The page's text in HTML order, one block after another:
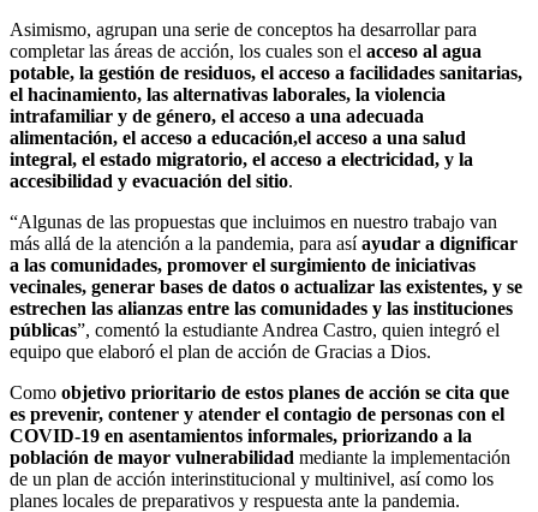
Asimismo, agrupan una serie de conceptos ha desarrollar para
completar las áreas de acción, los cuales son el acceso al agua
potable, la gestión de residuos, el acceso a facilidades sanitarias,
el hacinamiento, las alternativas laborales, la violencia
intrafamiliar y de género, el acceso a una adecuada
alimentación, el acceso a educación,el acceso a una salud
integral, el estado migratorio, el acceso a electricidad, y la
accesibilidad y evacuación del sitio.
“Algunas de las propuestas que incluimos en nuestro trabajo van
más allá de la atención a la pandemia, para asíayudar a dignificar
a las comunidades, promover el surgimiento de iniciativas
vecinales, generar bases de datos o actualizar las existentes, y se
estrechen las alianzas entre las comunidades y las instituciones
públicas”, comentó la estudiante Andrea Castro, quien integró el
equipo que elaboró el plan de acción de Gracias a Dios.
Como objetivo prioritario de estos planes de acción se cita que
es prevenir, contener y atender el contagio de personas con el
COVID-19 en asentamientos informales, priorizando a la
población de mayor vulnerabilidad mediante la implementación
de un plan de acción interinstitucional y multinivel, así como los
planes locales de preparativos y respuesta ante la pandemia.